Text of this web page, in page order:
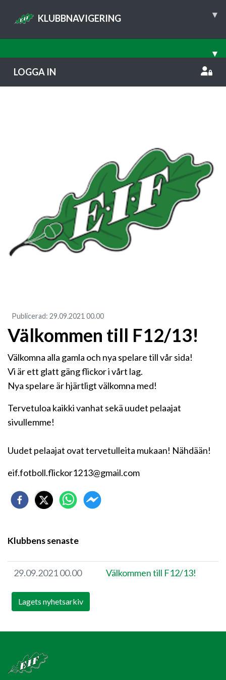
KLUBBNAVIGERING ▾
▾
LOGGA IN
Publicerad: 29.09.2021 00.00
Välkommen till F12/13!
Välkomna alla gamla och nya spelare till vår sida!
Vi är ett glatt gäng flickor i vårt lag.
Nya spelare är hjärtligt välkomna med!
Tervetuloa kaikki vanhat sekä uudet pelaajat
sivullemme!
Uudet pelaajat ovat tervetulleita mukaan! Nähdään!
eif.fotboll.flickor1213@gmail.com
Klubbens senaste
29.09.2021 00.00 Välkommen till F12/13!
Lagets nyhetsarkiv